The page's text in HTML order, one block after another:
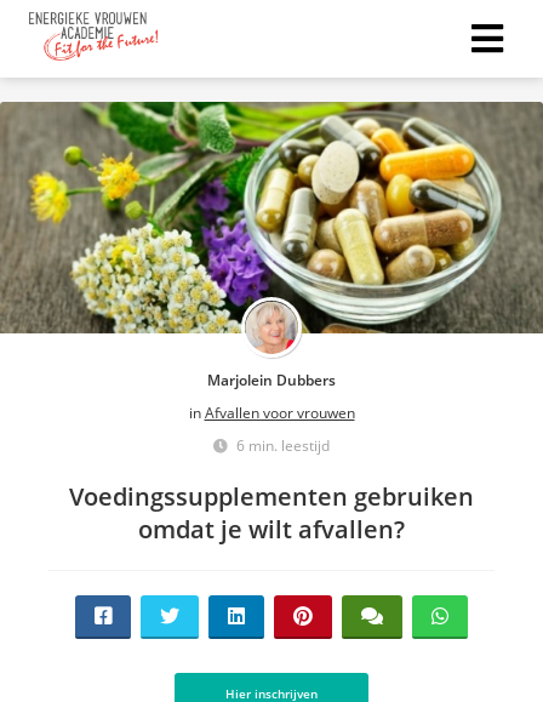
Marjolein Dubbers
inAfvallen voor vrouwen
6 min. leestijd
Voedingssupplementen gebruiken
omdat je wilt afvallen?
Hier inschrijven